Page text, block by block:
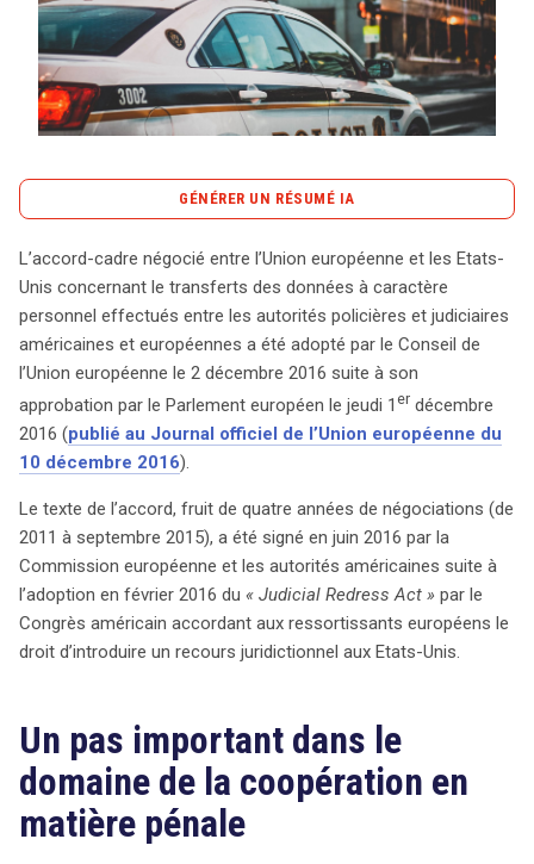
Rechercher
CONTACT
GÉNÉRER UN RÉSUMÉ IA
L’accord-cadre signé en juin 2016 entre l’Union
européenne et les États-Unis représente une avancée
majeure dans le transfert de données à caractère
personnel entre les autorités policières et judiciaires des
deux entités. Adopté par le Conseil de l’Union
européenne après quatre années de négociations, cet
accord vise à garantir la protection des données lors
transferts à des fins commerciales couverts par le «
Privacy Shield ». Ce cadre réglementaire met en œuvre
des normes strictes pour le traitement des données, en
établissant des principes fondamentaux tels que la
proportionnalité, la limitation des finalités et de
l’utilisation, ainsi que la durée de conservation des
violations de sécurité et le droit d’accès et de
rectification des informations personnelles. En pratique,
cet accord assure que les citoyens européens et
américains disposent des mêmes protections lorsqu’il
L’accord-cadre négocié entre l’Union européenne et les Etats-
Unis concernant le transferts des données à caractère
personnel effectués entre les autorités policières et judiciaires
américaines et européennes a été adopté par le Conseil de
l’Union européenne le 2 décembre 2016 suite à son
approbation par le Parlement européen le jeudi 1 er décembre
2016 (publié au Journal officiel de l’Union européenne du
10 décembre 2016).
Le texte de l’accord, fruit de quatre années de négociations (de
2011 à septembre 2015), a été signé en juin 2016 par la
Commission européenne et les autorités américaines suite à
l’adoption en février 2016 du « Judicial Redress Act » par le
Congrès américain accordant aux ressortissants européens le
droit d’introduire un recours juridictionnel aux Etats-Unis.
Un pas important dans le
domaine de la coopération en
matière pénale